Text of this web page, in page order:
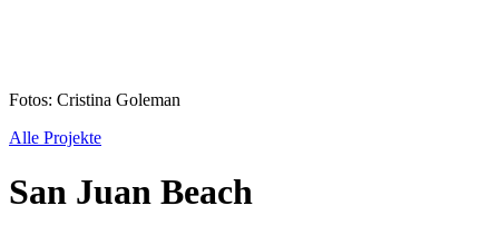
Fotos: Cristina Goleman
Alle Projekte
San Juan Beach